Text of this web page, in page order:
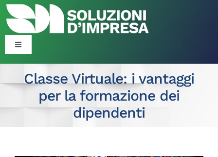
Salta
contenuto
Toggle
Classe Virtuale: i vantaggi
per la formazione dei
dipendenti